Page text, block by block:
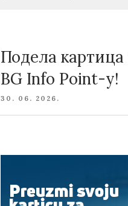
Подела картица
BG Info Point-у!
POSTED
30. 06. 2026.